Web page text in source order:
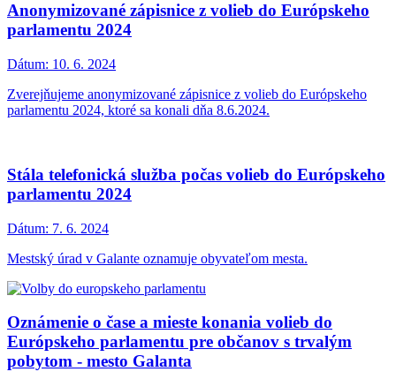
Anonymizované zápisnice z volieb do Európskeho
parlamentu 2024
Dátum: 10. 6. 2024
Zverejňujeme anonymizované zápisnice z volieb do Európskeho
parlamentu 2024, ktoré sa konali dňa 8.6.2024.
Stála telefonická služba počas volieb do Európskeho
parlamentu 2024
Dátum: 7. 6. 2024
Mestský úrad v Galante oznamuje obyvateľom mesta.
Oznámenie o čase a mieste konania volieb do
Európskeho parlamentu pre občanov s trvalým
pobytom - mesto Galanta